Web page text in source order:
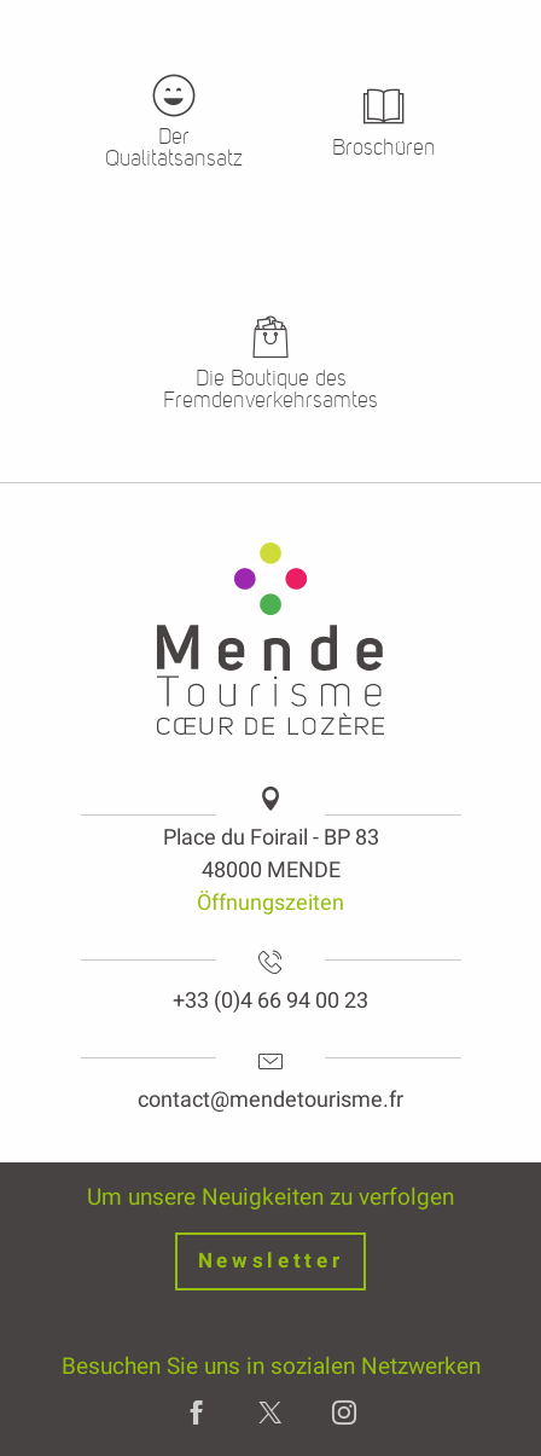
Der
Qualitätsansatz
Broschüren
Die Boutique des
Fremdenverkehrsamtes
Place du Foirail - BP 83
48000 MENDE
Öffnungszeiten
+33 (0)4 66 94 00 23
contact@mendetourisme.fr
Um unsere Neuigkeiten zu verfolgen
Newsletter
Besuchen Sie uns in sozialen Netzwerken